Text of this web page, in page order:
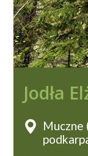
Jodła
Muczne